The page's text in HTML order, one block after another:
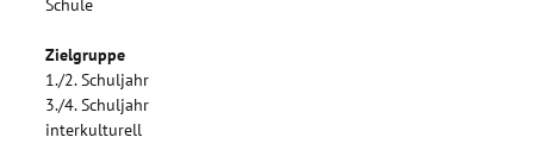
Gruppenarbeit.
Schule
Zielgruppe
1./2. Schuljahr
3./4. Schuljahr
interkulturell